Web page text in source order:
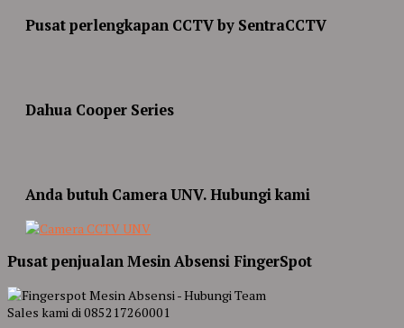
Pusat perlengkapan CCTV by SentraCCTV
Dahua Cooper Series
Anda butuh Camera UNV. Hubungi kami
Pusat penjualan Mesin Absensi FingerSpot